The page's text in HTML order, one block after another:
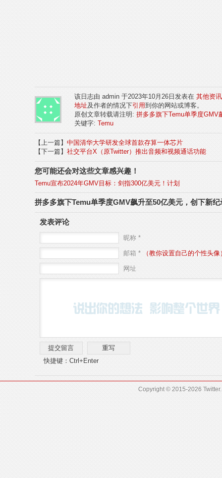
该日志由 admin 于2023年10月26日发表在 其他资讯
地址及作者的情况下引用到你的网站或博客。
原创文章转载请注明: 拼多多旗下Temu单季度GMV
关键字: Temu
【上一篇】 中国清华大学研发全球首款存算一体芯片
【下一篇】 社交平台X（原Twitter）推出音频和视频通话功能
您可能还会对这些文章感兴趣！
Temu宣布2024年GMV目标：剑指300亿美元！计划
拼多多旗下Temu单季度GMV飙升至50亿美元，创下新
发表评论
昵称 *
邮箱 * （教你设置自己的个性头像
网址
快捷键：Ctrl+Enter
Copyright © 2015-2026 Twitter